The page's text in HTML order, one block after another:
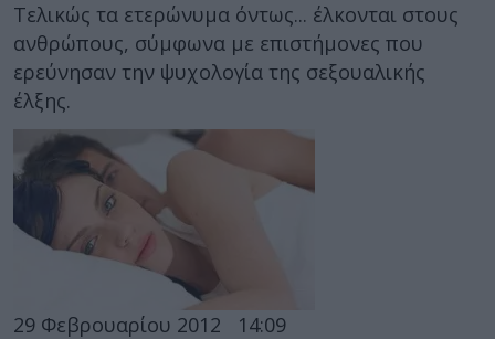
Τελικώς τα ετερώνυμα όντως... έλκονται στους
ανθρώπους, σύμφωνα με επιστήμονες που
ερεύνησαν την ψυχολογία της σεξουαλικής
έλξης.
29 Φεβρουαρίου 2012 14:09